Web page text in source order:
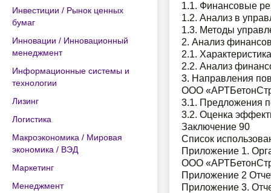
Инвестиции / Рынок ценных
бумаг
Инновации / Инновационный
менеджмент
Информационные системы и
технологии
Лизинг
Логистика
Макроэкономика / Мировая
экономика / ВЭД
Маркетинг
Менеджмент
1.1. Финансовые
1.2. Анализ в
1.3. Методы
2. Анализ
2.1.
2.2. Анализ
3. Направления
ООО
3.1. Предложения
3.2. Оценка
Заключение 90
Список
Приложение 1.
ООО
Приложение 2
Приложение 3.